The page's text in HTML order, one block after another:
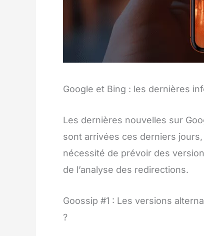
Google et Bing : les dernières
Les dernières nouvelles sur
sont arrivées ces derniers
nécessité de prévoir des
de l’analyse des redirections.
Goossip #1 : Les versions
?